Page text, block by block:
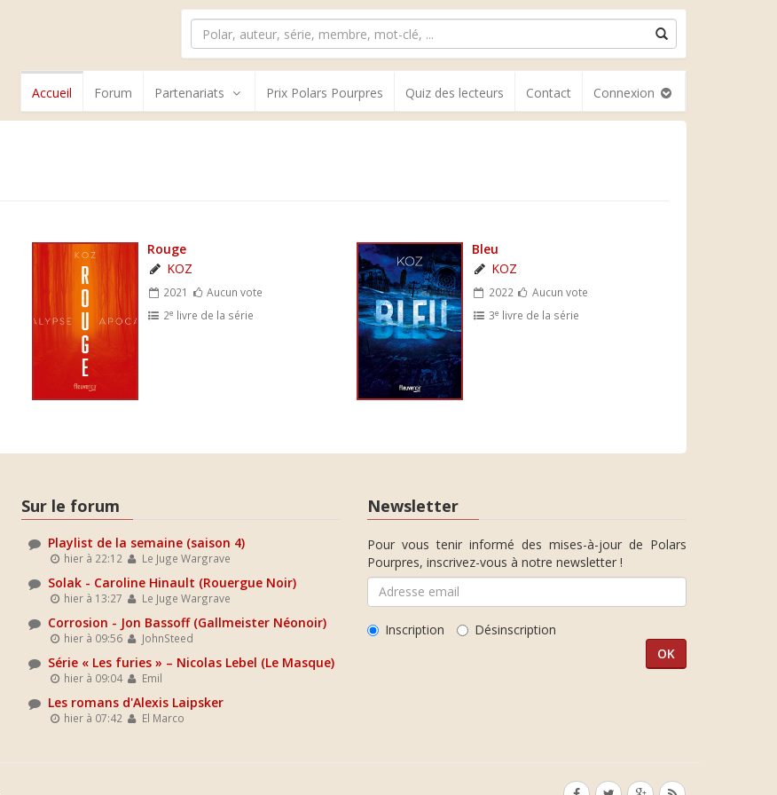
Accueil Forum Partenariats Prix Polars Pourpres Quiz des lecteurs Contact Connexion
Rouge
KOZ
2021
Aucun vote
2e livre de la série
Bleu
KOZ
2022
Aucun vote
3e livre de la série
Sur le forum
Playlist de la semaine (saison 4)
hier à 22:12 Le Juge Wargrave
Solak - Caroline Hinault (Rouergue Noir)
hier à 13:27 Le Juge Wargrave
Corrosion - Jon Bassoff (Gallmeister Néonoir)
hier à 09:56 JohnSteed
Série « Les furies » – Nicolas Lebel (Le Masque)
hier à 09:04 Emil
Les romans d'Alexis Laipsker
hier à 07:42 El Marco
Newsletter
Pour vous tenir informé des mises-à-jour de Polars
Pourpres, inscrivez-vous à notre newsletter !
Inscription Désinscription